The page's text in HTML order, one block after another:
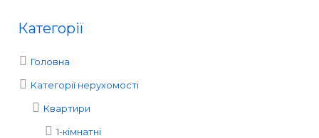
Категорії
Головна
Категорії нерухомості
Квартири
1-кімнатні